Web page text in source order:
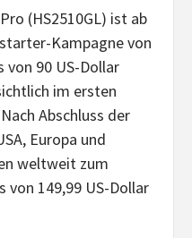
(HS2510GL) ist ab
Kampagne von
von 90 US-Dollar
im ersten
Abschluss der
Europa und
weltweit zum
von 149,99 US-Dollar